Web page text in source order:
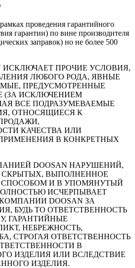
проведения гарантийного
гарантии) по вине производителя
заправок) но не более 500
ИСКЛЮЧАЕТ ПРОЧИЕ УСЛОВИЯ,
ЛЮБОГО РОДА, ЯВНЫЕ
ПРЕДУСМОТРЕННЫЕ
(ЗА ИСКЛЮЧЕНИЕМ
ВСЕ ПОДРАЗУМЕВАЕМЫЕ
ОТНОСЯЩИЕСЯ К
КАЧЕСТВА ИЛИ
В КОНКРЕТНЫХ
DOOSAN НАРУШЕНИЙ,
СКРЫТЫХ, ВЫПОЛНЕННОЕ
И В УПОМЯНУТЫЙ
ИСЧЕРПЫВАЕТ
DOOSAN ЗА
БУДЬ ТО ОТВЕТСТВЕННОСТЬ
ГАРАНТИЙНЫЕ
НЕБРЕЖНОСТЬ,
СТРОГАЯ ОТВЕТСТВЕННОСТЬ
В
ИЗДЕЛИЯ ИЛИ ВСЛЕДСТВИЕ
ИЗДЕЛИЯ.